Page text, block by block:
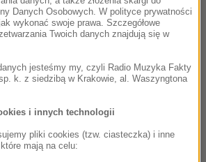
po porażeniu piorunem?
Danych Osobowych. W polityce prywatności
wykonać swoje prawa. Szczegółowe
Twoich danych znajdują się w
jesteśmy my, czyli Radio Muzyka Fakty
k. z siedzibą w Krakowie, al. Waszyngtona
i innych technologii
pliki cookies (tzw. ciasteczka) i inne
mają na celu: